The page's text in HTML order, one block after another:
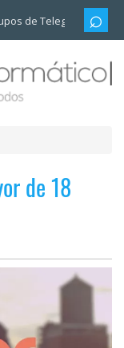
de Telegram
de 18